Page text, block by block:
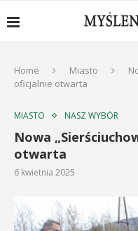
Home Miasto
oficjalnie otwarta
MIASTO NASZ WYBÓR
Nowa
otwarta
6 kwietnia 2025